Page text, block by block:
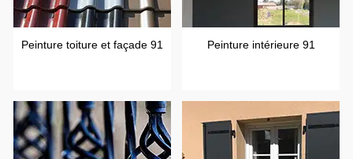
Peinture toiture et façade 91 Peinture intérieure 91